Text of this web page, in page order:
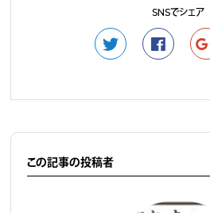
SNSでシェア
この記事の投稿者